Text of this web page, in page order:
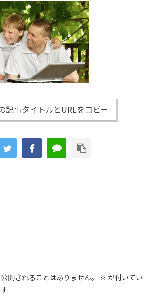
記事タイトルとURLをコピー
開されることはありません。 ※ が付いてい